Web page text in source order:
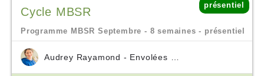
Cycle MBSR
présentiel
Programme MBSR Septembre - 8 semaines - présentiel